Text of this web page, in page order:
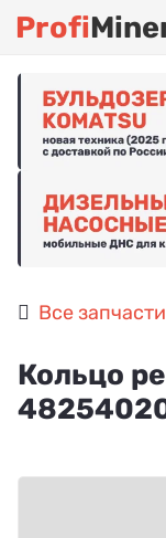
Profi
Все запчасти
Кольцо